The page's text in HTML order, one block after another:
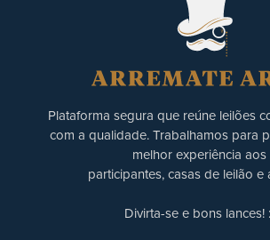
Plataforma segura que reúne leilões
com a qualidade. Trabalhamos para
melhor experiência aos
participantes, casas de leilão e
Divirta-se e bons lances!